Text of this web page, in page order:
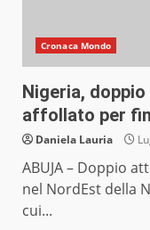
Cronaca Mondo
Nigeria,
affollato per
Daniela Lauria
ABUJA – Doppio
nel NordEst della
cui...